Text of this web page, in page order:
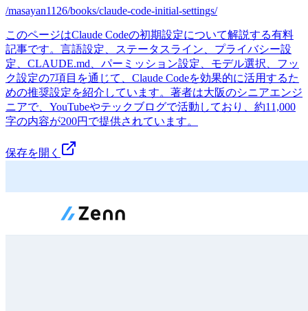
/masayan1126/books/claude-code-initial-settings/
このページはClaude Codeの初期設定について解説する有料
記事です。言語設定、ステータスライン、プライバシー設
定、CLAUDE.md、パーミッション設定、モデル選択、フッ
ク設定の7項目を通じて、Claude Codeを効果的に活用するた
めの推奨設定を紹介しています。著者は大阪のシニアエンジ
ニアで、YouTubeやテックブログで活動しており、約11,000
字の内容が200円で提供されています。
保存を開く